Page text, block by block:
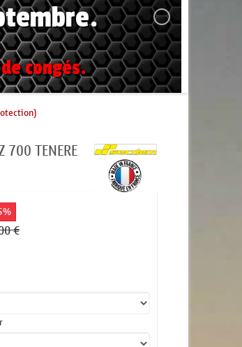
congés.
700 TENERE
€